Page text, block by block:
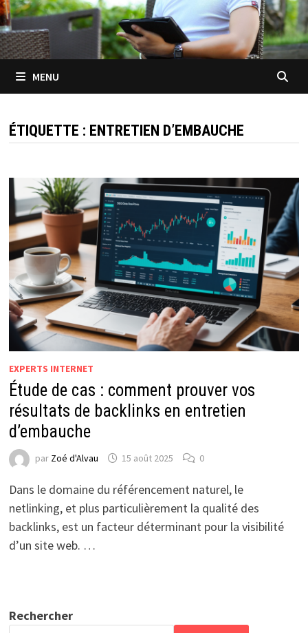
MENU
ÉTIQUETTE : ENTRETIEN D’EMBAUCHE
EXPERTS INTERNET
Étude de cas : comment prouver vos
résultats de backlinks en entretien
d’embauche
par Zoé d'Alvau 15 août 2025 0
Dans le domaine du référencement naturel, le
netlinking, et plus particulièrement la qualité des
backlinks, est un facteur déterminant pour la visibilité
d’un site web. …
Rechercher